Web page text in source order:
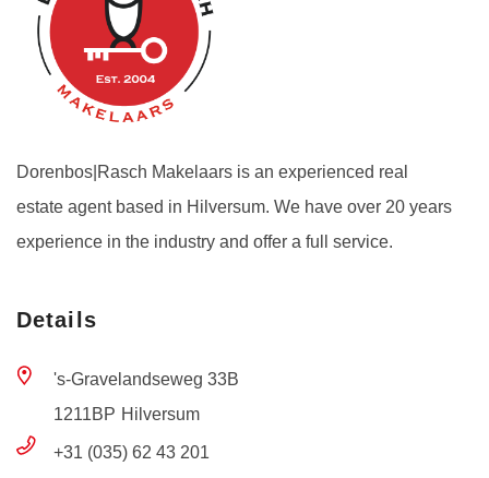
Dorenbos|Rasch Makelaars is an experienced real
estate agent based in Hilversum. We have over 20 years
experience in the industry and offer a full service.
Details
's-Gravelandseweg 33B
1211BP Hilversum
+31 (035) 62 43 201